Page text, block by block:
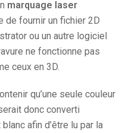
marquage laser
de fournir un fichier 2D
ou un autre logiciel
ne fonctionne pas
ceux en 3D.
qu’une seule couleur
donc converti
afin d’être lu par la